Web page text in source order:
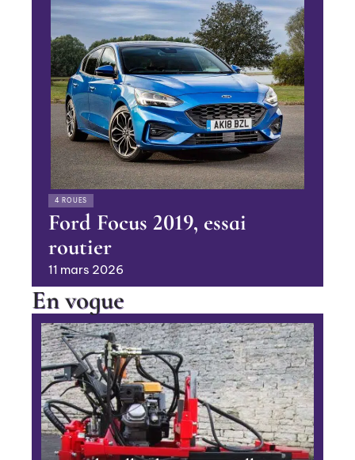
4 ROUES
Ford Focus 2019, essai
routier
11 mars 2026
En vogue